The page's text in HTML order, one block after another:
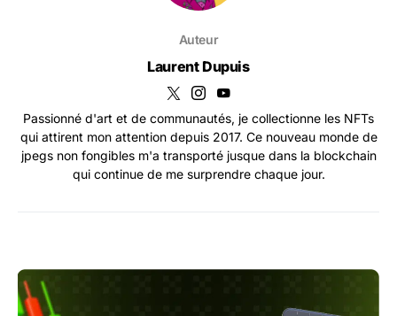
Auteur
Laurent Dupuis
Passionné d'art et de communautés, je collectionne les NFTs
qui attirent mon attention depuis 2017. Ce nouveau monde de
jpegs non fongibles m'a transporté jusque dans la blockchain
qui continue de me surprendre chaque jour.